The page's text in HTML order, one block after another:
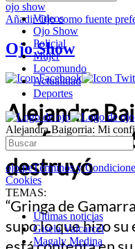
Videos
Ojo Show
Policial
Mujer
Locomundo
Actualidad
Deportes
Alejandra Baigorria: Mi
ojo.peTérminos y
Cookies
TEMAS:
Últimas noticias
Gisela Valcarcel
Magaly Medina
ojo show
AñadirOjocomo fuente
Ojo Show
Alejandra
confianza en
destruyó
“Gringa de
supo lo que hizo su